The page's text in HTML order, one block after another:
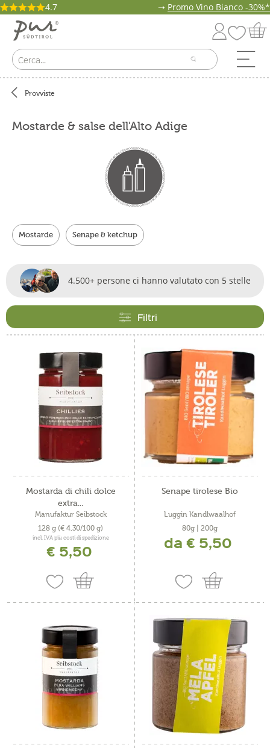
4.7 ➝ Promo Vino Bianco -30%*
Provviste
Mostarde & salse dell'Alto Adige
Mostarde Senape & ketchup
4.500+ persone ci hanno valutato con 5 stelle
Filtri
Mostarda di chili dolce
extra...
Manufaktur Seibstock
128 g (€ 4,30/100 g)
incl. IVA più costi di spedizione
€ 5,50
Senape tirolese Bio
Luggin Kandlwaalhof
80g | 200g
da € 5,50